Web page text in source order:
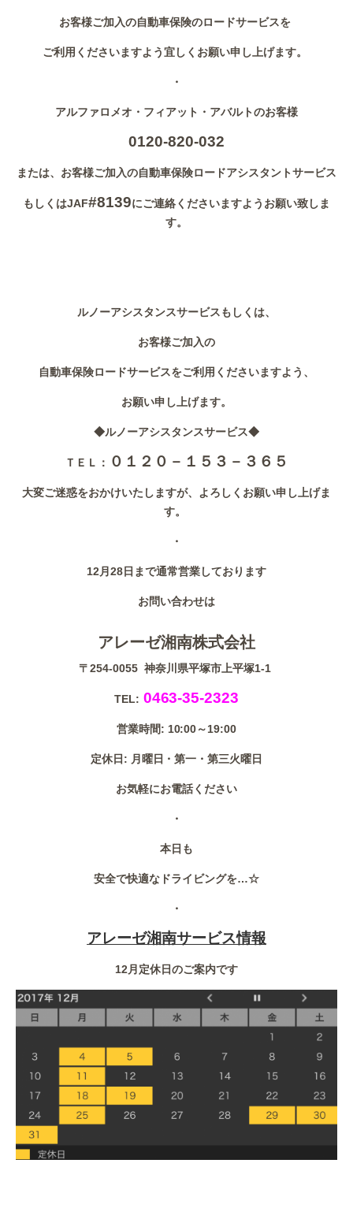
お客様ご加入の自動車保険のロードサービスを
ご利用くださいますよう宜しくお願い申し上げます。
・
アルファロメオ・フィアット・アバルトのお客様
0120-820-032
または、お客様ご加入の自動車保険ロードアシスタントサービス
もしくはJAF#8139にご連絡くださいますようお願い致しま
す。
ルノーアシスタンスサービスもしくは、
お客様ご加入の
自動車保険ロードサービスをご利用くださいますよう、
お願い申し上げます。
◆ルノーアシスタンスサービス◆
ＴＥＬ： ０１２０－１５３－３６５
大変ご迷惑をおかけいたしますが、よろしくお願い申し上げま
す。
・
12月28日まで通常営業しております
お問い合わせは
アレーゼ湘南株式会社
〒254-0055 神奈川県平塚市上平塚1-1
TEL: 0463-35-2323
営業時間: 10:00～19:00
定休日: 月曜日・第一・第三火曜日
お気軽にお電話ください
・
本日も
安全で快適なドライビングを…☆
・
アレーゼ湘南サービス情報
12月定休日のご案内です